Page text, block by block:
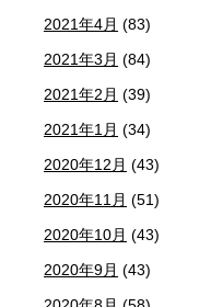
2021年4月 (83)
2021年3月 (84)
2021年2月 (39)
2021年1月 (34)
2020年12月 (43)
2020年11月 (51)
2020年10月 (43)
2020年9月 (43)